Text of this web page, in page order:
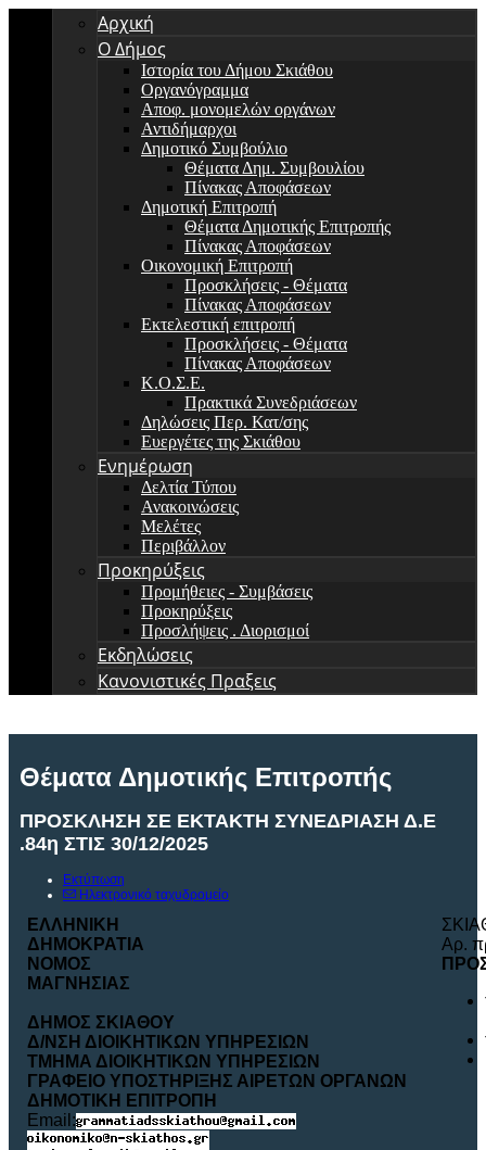
Αρχική
Ο Δήμος
Ιστορία του Δήμου Σκιάθου
Οργανόγραμμα
Αποφ. μονομελών οργάνων
Αντιδήμαρχοι
Δημοτικό Συμβούλιο
Θέματα Δημ. Συμβουλίου
Πίνακας Αποφάσεων
Δημοτική Επιτροπή
Θέματα Δημοτικής Επιτροπής
Πίνακας Αποφάσεων
Οικονομική Επιτροπή
Προσκλήσεις - Θέματα
Πίνακας Αποφάσεων
Εκτελεστική επιτροπή
Προσκλήσεις - Θέματα
Πίνακας Αποφάσεων
Κ.Ο.Σ.Ε.
Πρακτικά Συνεδριάσεων
Δηλώσεις Περ. Κατ/σης
Ευεργέτες της Σκιάθου
Ενημέρωση
Δελτία Τύπου
Ανακοινώσεις
Μελέτες
Περιβάλλον
Προκηρύξεις
Προμήθειες - Συμβάσεις
Προκηρύξεις
Προσλήψεις . Διορισμοί
Εκδηλώσεις
Κανονιστικές Πραξεις
Θέματα Δημοτικής Επιτροπής
ΠΡΟΣΚΛΗΣΗ ΣΕ ΕΚΤΑΚΤΗ ΣΥΝΕΔΡΙΑΣΗ Δ.Ε
.84η ΣΤΙΣ 30/12/2025
Εκτύπωση
Ηλεκτρονικό ταχυδρομείο
ΕΛΛΗΝΙΚΗ
ΔΗΜΟΚΡΑΤΙΑ
ΝΟΜOΣ
ΜΑΓΝΗΣΙΑΣ
ΔΗΜΟΣ ΣΚΙΑΘΟΥ
Δ/ΝΣΗ ΔΙΟΙΚΗΤΙΚΩΝ ΥΠΗΡΕΣΙΩΝ
ΤΜΗΜΑ ΔΙΟΙΚΗΤΙΚΩΝ ΥΠΗΡΕΣΙΩΝ
ΓΡΑΦΕΙΟ ΥΠΟΣΤΗΡΙΞΗΣ ΑΙΡΕΤΩΝ ΟΡΓΑΝΩΝ
ΔΗΜΟΤΙΚΗ ΕΠΙΤΡΟΠΗ
Email:
Αρ.